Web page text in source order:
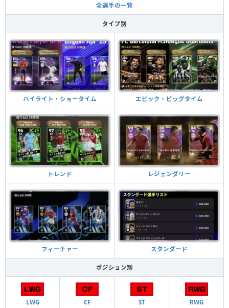
全選手の一覧
タイプ別
ハイライト・ショータイム エピック・ビッグタイム
トレンド レジェンダリー
フィーチャー スタンダード
ポジション別
LWG CF ST RWG